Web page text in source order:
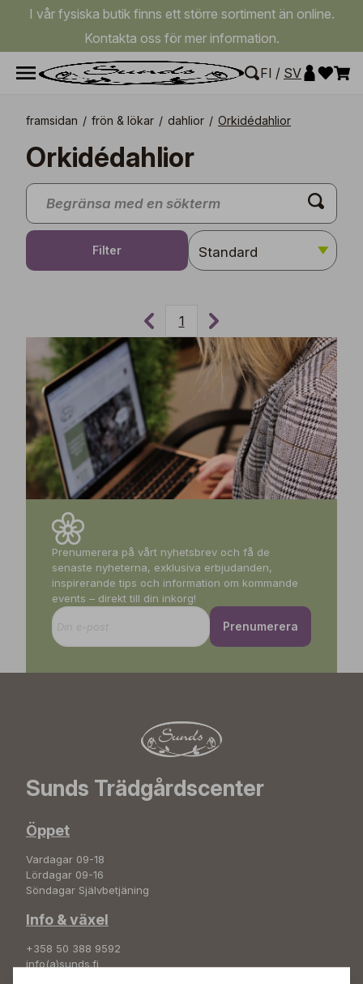
I vår fysiska butik finns ett större sortiment än online.
Kontakta oss för mer information.
FI / SV
framsidan / frön & lökar / dahlior / Orkidédahlior
Orkidédahlior
Filter
1
Prenumerera på vårt nyhetsbrev och få de
senaste nyheterna, exklusiva erbjudanden,
inspirerande tips och information om kommande
events – direkt till din inkorg!
Prenumerera
Sunds Trädgårdscenter
Öppet
Vardagar 09-18
Lördagar 09-16
Söndagar Självbetjäning
Info & växel
+358 50 388 9592
info(a)sunds.fi